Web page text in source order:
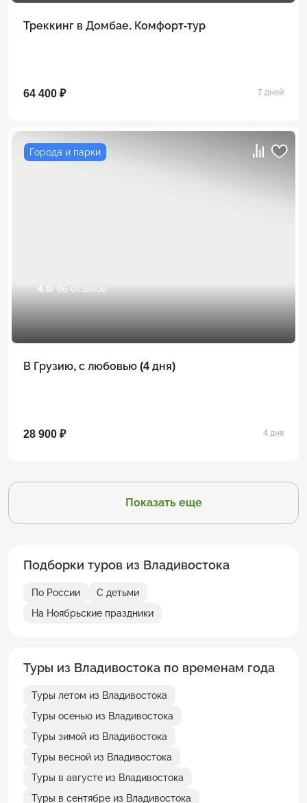
Треккинг в Домбае. Комфорт-тур
64 400 ₽ 7 дней
Города и парки
4.8/ 86 отзывов
В Грузию, с любовью (4 дня)
28 900 ₽ 4 дня
Показать еще
Подборки туров из Владивостока
По России
С детьми
На Ноябрьские праздники
Туры из Владивостока по временам года
Туры летом из Владивостока
Туры осенью из Владивостока
Туры зимой из Владивостока
Туры весной из Владивостока
Туры в августе из Владивостока
Туры в сентябре из Владивостока